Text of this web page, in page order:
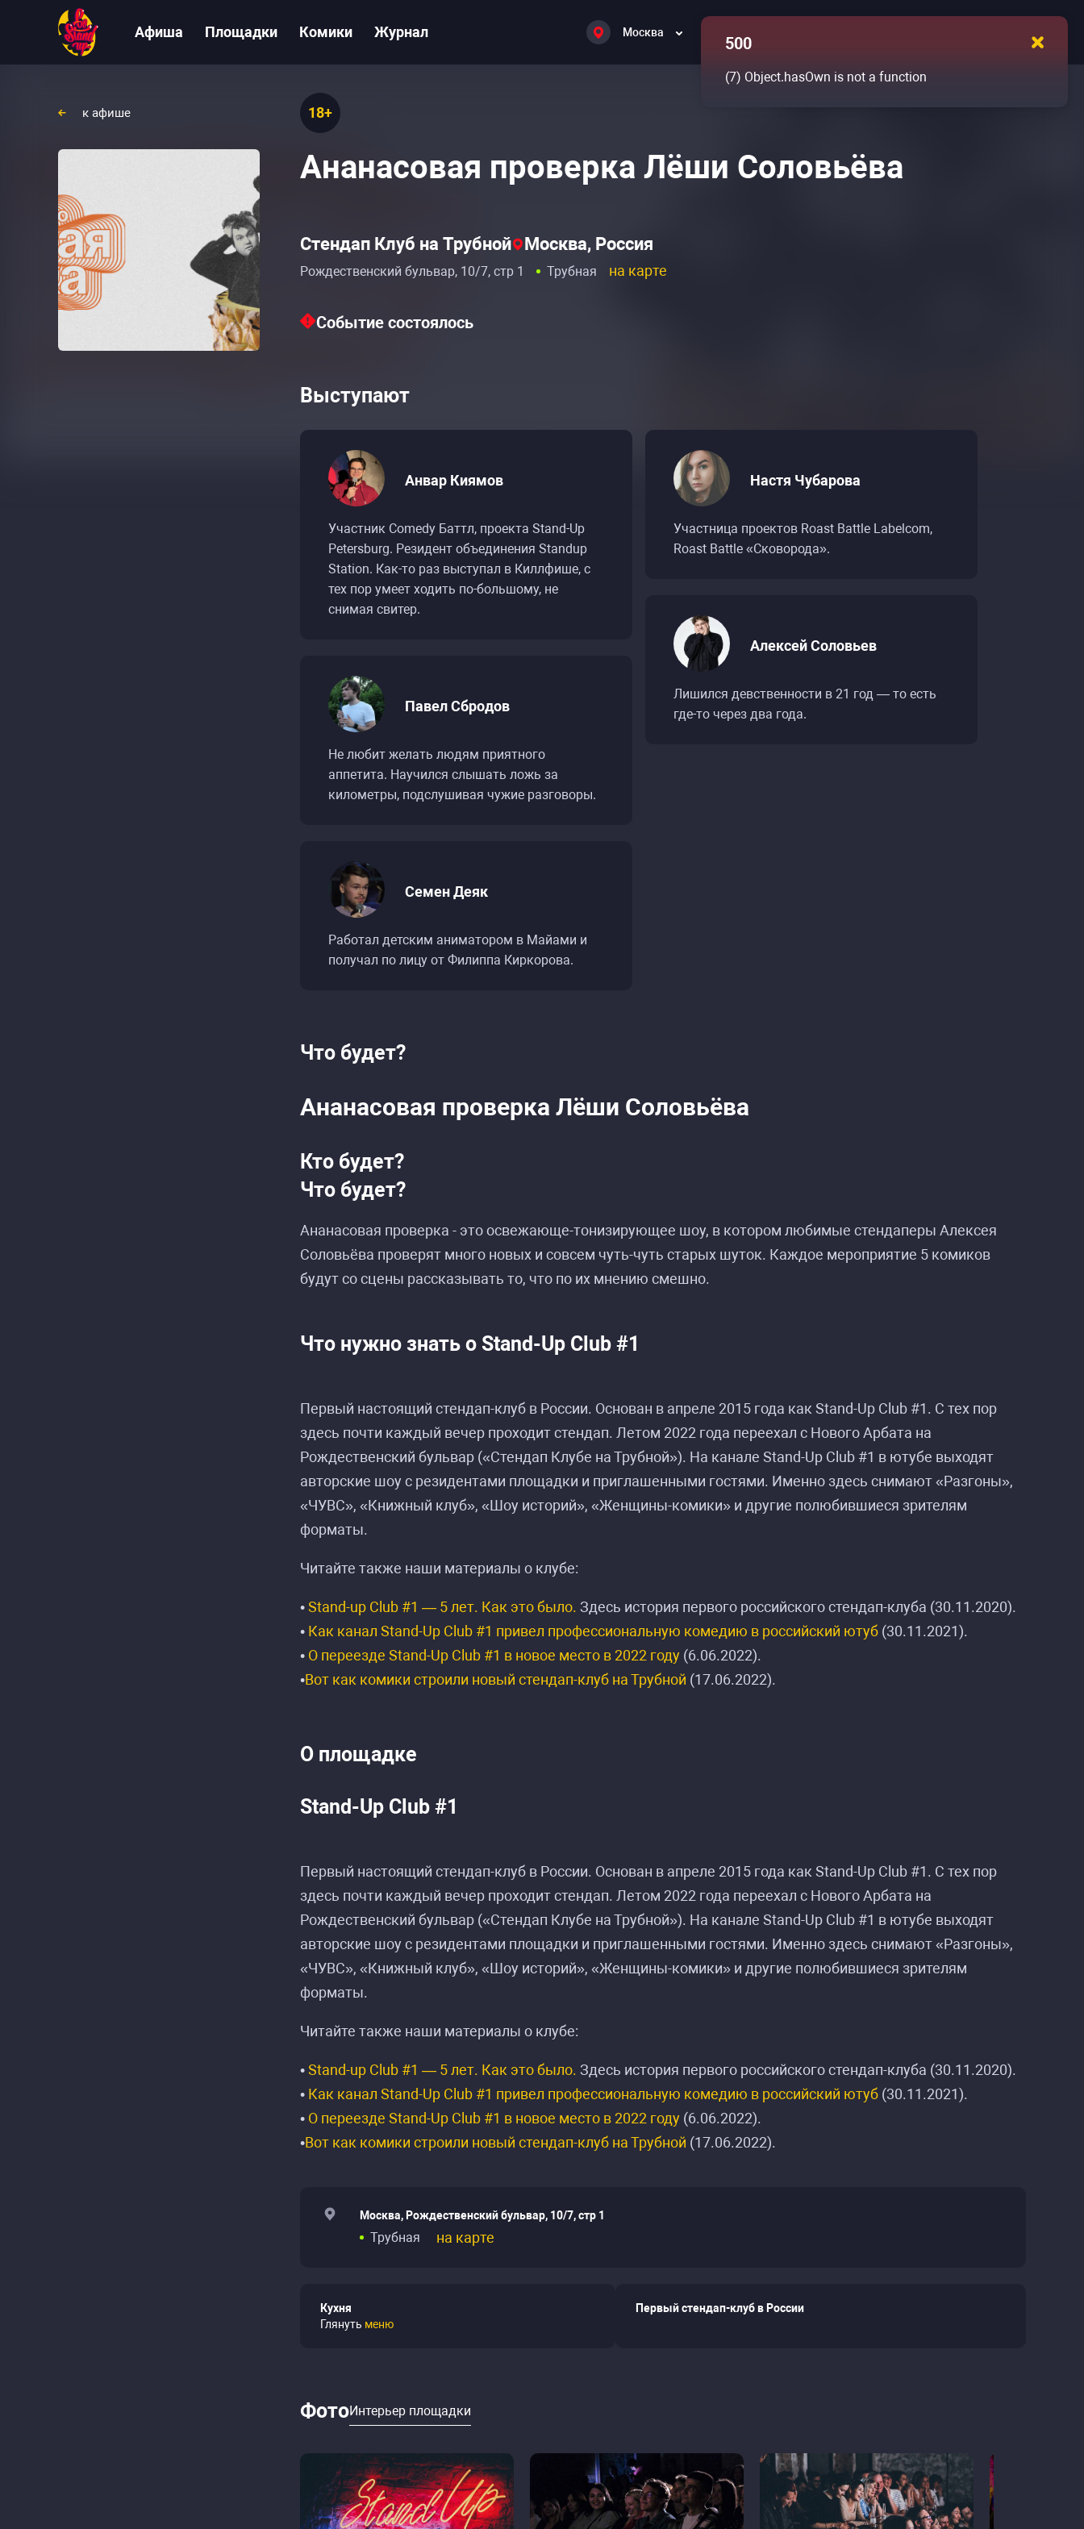
Афиша Площадки Комики Журнал Москва
к афише 18+
Ананасовая проверка Лёши Соловьёва
Стендап Клуб на Трубной Москва, Россия
Рождественский бульвар, 10/7, стр 1 Трубная на карте
Событие состоялось
Выступают
Анвар Киямов
Участник Comedy Баттл, проекта Stand-Up
Petersburg. Резидент объединения Standup
Station. Как-то раз выступал в Киллфише, с
тех пор умеет ходить по-большому, не
снимая свитер.
Павел Сбродов
Не любит желать людям приятного
аппетита. Научился слышать ложь за
километры, подслушивая чужие разговоры.
Семен Деяк
Работал детским аниматором в Майами и
получал по лицу от Филиппа Киркорова.
Настя Чубарова
Участница проектов Roast Battle Labelcom,
Roast Battle «Сковорода».
Алексей Соловьев
Лишился девственности в 21 год — то есть
где-то через два года.
Что будет?
Ананасовая проверка Лёши Соловьёва
Кто будет?
Что будет?
Ананасовая проверка - это освежающе-тонизирующее шоу, в котором любимые стендаперы Алексея
Соловьёва проверят много новых и совсем чуть-чуть старых шуток. Каждое мероприятие 5 комиков
будут со сцены рассказывать то, что по их мнению смешно.
Что нужно знать о Stand-Up Club #1
Первый настоящий стендап-клуб в России. Основан в апреле 2015 года как Stand-Up Club #1. С тех пор
здесь почти каждый вечер проходит стендап. Летом 2022 года переехал с Нового Арбата на
Рождественский бульвар («Стендап Клубе на Трубной»). На канале Stand-Up Club #1 в ютубе выходят
авторские шоу с резидентами площадки и приглашенными гостями. Именно здесь снимают «Разгоны»,
«ЧУВС», «Книжный клуб», «Шоу историй», «Женщины-комики» и другие полюбившиеся зрителям
форматы.
Читайте также наши материалы о клубе:
•Stand-up Club #1 — 5 лет. Как это было. Здесь история первого российского стендап-клуба (30.11.2020).
• Как канал Stand-Up Club #1 привел профессиональную комедию в российский ютуб (30.11.2021).
• О переезде Stand-Up Club #1 в новое место в 2022 году (6.06.2022).
•Вот как комики строили новый стендап-клуб на Трубной (17.06.2022).
О площадке
Stand-Up Club #1
Первый настоящий стендап-клуб в России. Основан в апреле 2015 года как Stand-Up Club #1. С тех пор
здесь почти каждый вечер проходит стендап. Летом 2022 года переехал с Нового Арбата на
Рождественский бульвар («Стендап Клубе на Трубной»). На канале Stand-Up Club #1 в ютубе выходят
авторские шоу с резидентами площадки и приглашенными гостями. Именно здесь снимают «Разгоны»,
«ЧУВС», «Книжный клуб», «Шоу историй», «Женщины-комики» и другие полюбившиеся зрителям
форматы.
Читайте также наши материалы о клубе:
•Stand-up Club #1 — 5 лет. Как это было. Здесь история первого российского стендап-клуба (30.11.2020).
• Как канал Stand-Up Club #1 привел профессиональную комедию в российский ютуб (30.11.2021).
• О переезде Stand-Up Club #1 в новое место в 2022 году (6.06.2022).
•Вот как комики строили новый стендап-клуб на Трубной (17.06.2022).
Москва, Рождественский бульвар, 10/7, стр 1
Трубная на карте
Кухня
Глянуть меню
Первый стендап-клуб в России
ФотоИнтерьер площадки
500
(7) Object.hasOwn is not a function